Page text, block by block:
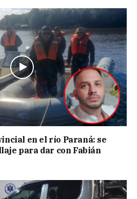
en el río Paraná: se
para dar con Fabián